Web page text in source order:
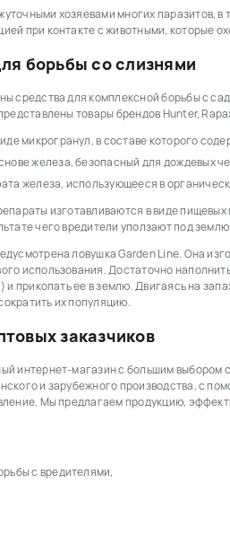
хозяевами многих паразитов,
при контакте с животными, которые
борьбы со слизнями
средства для комплексной борьбы с
товары брендов Hunter,
микрогранул, в составе которого
железа, безопасный для дождевых
железа, использующееся в
изготавливаются в виде
чего вредители уползают под
ловушка Garden Line. Она
использования. Достаточно
прикопать ее в землю. Двигаясь на
их популяцию.
заказчиков
интернет-магазин с большим выбором
и зарубежного производства, с
Мы предлагаем продукцию,
с вредителями,